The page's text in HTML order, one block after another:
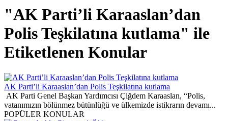
"AK Parti’li Karaaslan’dan
Polis Teşkilatına kutlama" ile
Etiketlenen Konular
AK Parti’li Karaaslan’dan Polis Teşkilatına kutlama
AK Parti Genel Başkan Yardımcısı Çiğdem Karaaslan, “Polis,
vatanımızın bölünmez bütünlüğü ve ülkemizde istikrarın devamı...
POPÜLER KONULAR